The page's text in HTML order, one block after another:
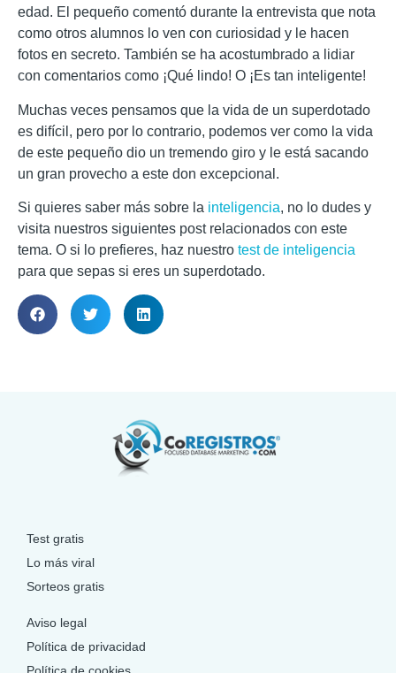
edad. El pequeño comentó durante la entrevista que nota
como otros alumnos lo ven con curiosidad y le hacen
fotos en secreto. También se ha acostumbrado a lidiar
con comentarios como ¡Qué lindo! O ¡Es tan inteligente!
Muchas veces pensamos que la vida de un superdotado
es difícil, pero por lo contrario, podemos ver como la vida
de este pequeño dio un tremendo giro y le está sacando
un gran provecho a este don excepcional.
Si quieres saber más sobre la inteligencia, no lo dudes y
visita nuestros siguientes post relacionados con este
tema. O si lo prefieres, haz nuestro test de inteligencia
para que sepas si eres un superdotado.
Test gratis
Lo más viral
Sorteos gratis
Aviso legal
Política de privacidad